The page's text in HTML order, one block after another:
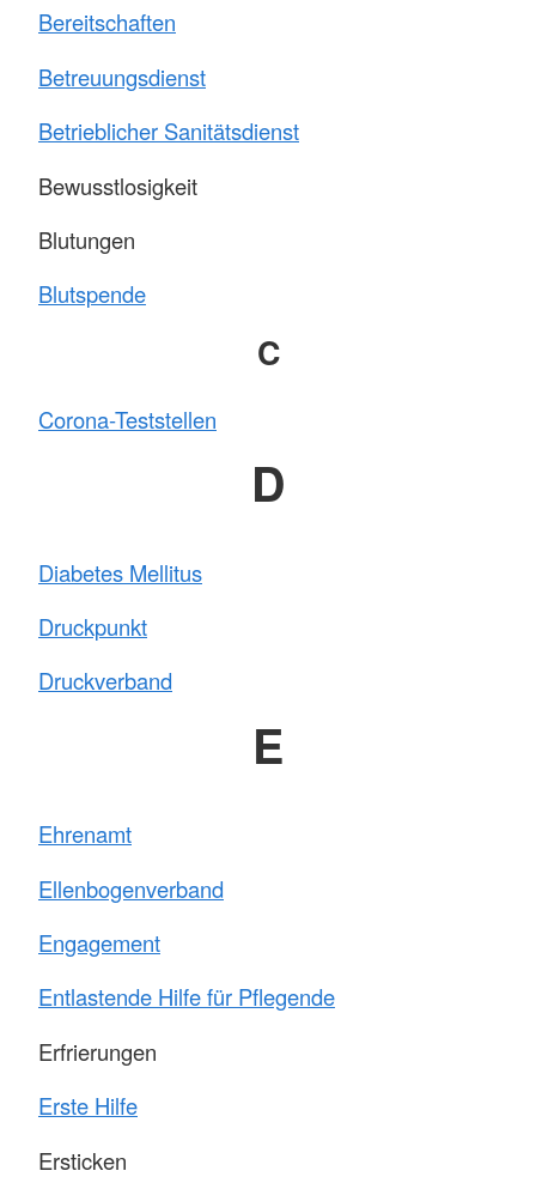
Bereitschaften
Betreuungsdienst
Betrieblicher Sanitätsdienst
Bewusstlosigkeit
Blutungen
Blutspende
C
Corona-Teststellen
D
Diabetes Mellitus
Druckpunkt
Druckverband
E
Ehrenamt
Ellenbogenverband
Engagement
Entlastende Hilfe für Pflegende
Erfrierungen
Erste Hilfe
Ersticken